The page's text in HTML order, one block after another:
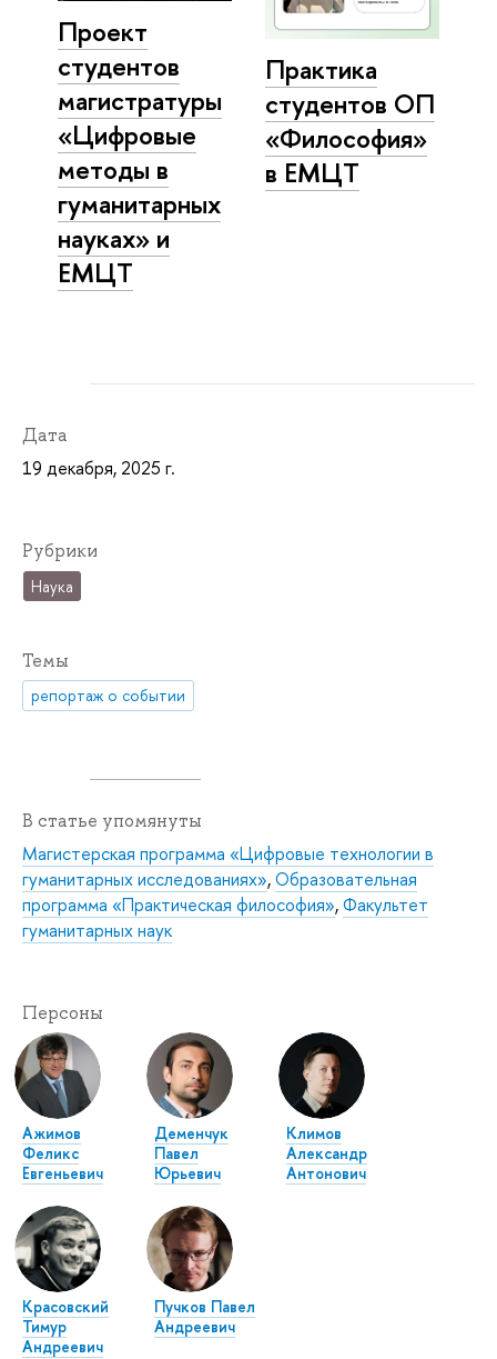
Проект
студентов
магистратуры
«Цифровые
методы в
гуманитарных
науках» и
ЕМЦТ
Практика
студентов ОП
«Философия»
в ЕМЦТ
Дата
19 декабря, 2025 г.
Рубрики
Наука
Темы
репортаж о событии
В статье упомянуты
Магистерская программа «Цифровые технологии в
гуманитарных исследованиях»,Образовательная
программа «Практическая философия»,Факультет
гуманитарных наук
Персоны
Ажимов
Феликс
Евгеньевич
Деменчук
Павел
Юрьевич
Климов
Александр
Антонович
Красовский
Тимур
Андреевич
Пучков Павел
Андреевич